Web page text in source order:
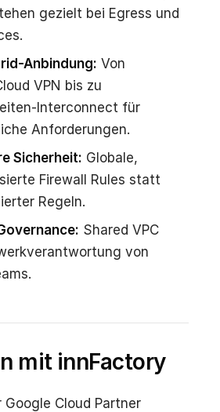
gezielt bei Egress und
Anbindung: Von
VPN bis zu
Interconnect für
Anforderungen.
Sicherheit: Globale,
Firewall Rules statt
Regeln.
Shared VPC
von
mit innFactory
Cloud Partner